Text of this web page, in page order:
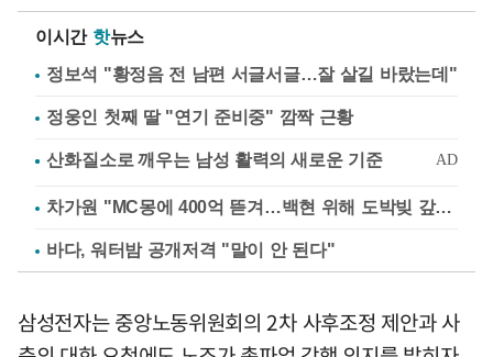
이시간 핫뉴스
정보석 "황정음 전 남편 서글서글…잘 살길 바랐는데"
정웅인 첫째 딸 "연기 준비중" 깜짝 근황
차가원 "MC몽에 400억 뜯겨…백현 위해 도박빚 갚아줘"
바다, 워터밤 공개저격 "말이 안 된다"
삼성전자는 중앙노동위원회의 2차 사후조정 제안과 사